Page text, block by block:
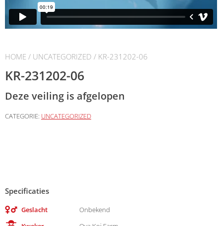
HOME / UNCATEGORIZED / KR-231202-06
KR-231202-06
Deze veiling is afgelopen
CATEGORIE: UNCATEGORIZED
Specificaties
Geslacht
Onbekend